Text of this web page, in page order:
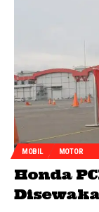
MOBIL MOTOR
Honda